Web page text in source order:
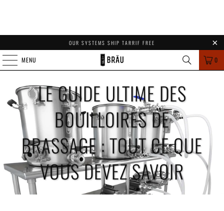
OUR SYSTEMS SHIP TARRIF FREE
MENU 0
LE GUIDE ULTIME DES
BOUILLOIRES DE
BRASSAGE : TOUT CE QUE
VOUS DEVEZ SAVOIR